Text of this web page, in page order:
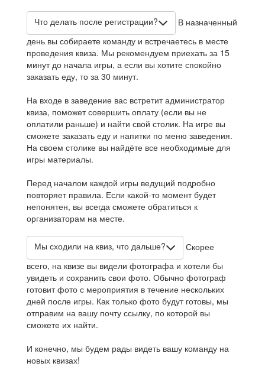
Что делать после регистрации?
В назначенный
день вы собираете команду и встречаетесь в месте
проведения квиза. Мы рекомендуем приехать за 15
минут до начала игры, а если вы хотите спокойно
заказать еду, то за 30 минут.
На входе в заведение вас встретит администратор
квиза, поможет совершить оплату (если вы не
оплатили раньше) и найти свой столик. На игре вы
сможете заказать еду и напитки по меню заведения.
На своем столике вы найдёте все необходимые для
игры материалы.
Перед началом каждой игры ведущий подробно
повторяет правила. Если какой-то момент будет
непонятен, вы всегда сможете обратиться к
организаторам на месте.
Мы сходили на квиз, что дальше?
Скорее
всего, на квизе вы видели фотографа и хотели бы
увидеть и сохранить свои фото. Обычно фотограф
готовит фото с мероприятия в течение нескольких
дней после игры. Как только фото будут готовы, мы
отправим на вашу почту ссылку, по которой вы
сможете их найти.
И конечно, мы будем рады видеть вашу команду на
новых квизах!